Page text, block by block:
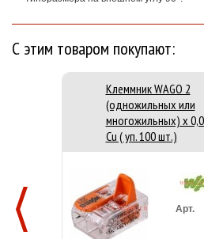
С этим товаром покупают:
Клеммник WAGO 2
(одножильных или
многожильных) х
Cu ( уп. 100 шт.)
Арт.